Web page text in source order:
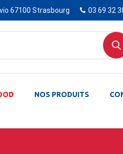
67100 Strasbourg 03 69 32
NOS PRODUITS